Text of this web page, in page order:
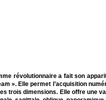
révolutionnaire a fait son
». Elle permet l’acquisition
trois dimensions. Elle offre une